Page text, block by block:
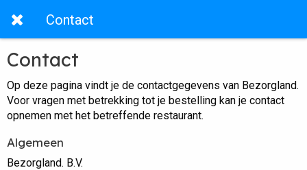
Contact
Contact
Op deze pagina vindt je de contactgegevens van Bezorgland.
Voor vragen met betrekking tot je bestelling kan je contact
opnemen met het betreffende restaurant.
Algemeen
Bezorgland. B.V.